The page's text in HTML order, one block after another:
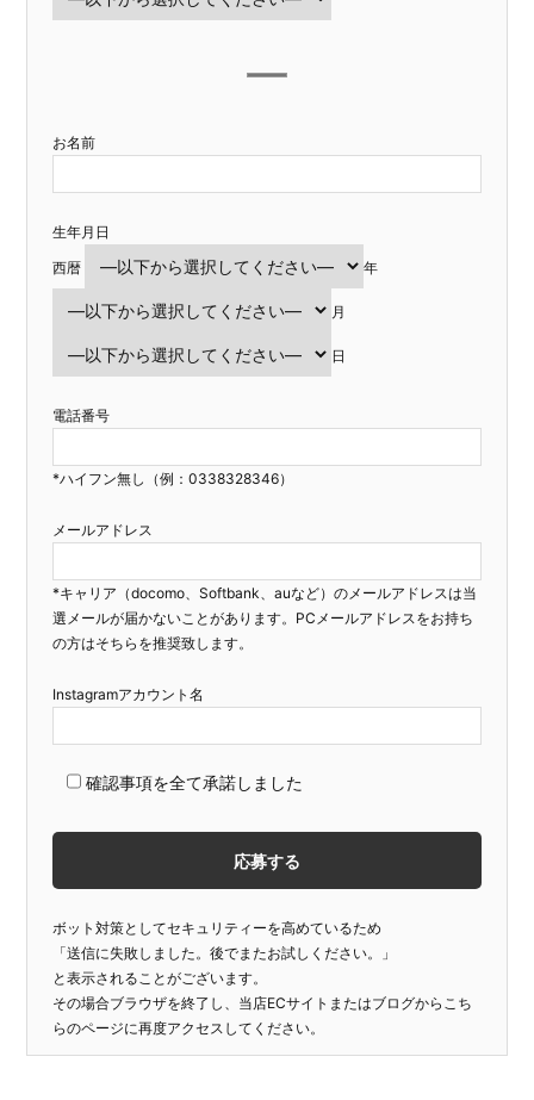
お名前
生年月日
西暦
年
月
日
電話番号
*ハイフン無し（例：0338328346）
メールアドレス
*キャリア（docomo、Softbank、auなど）のメールアドレスは当
選メールが届かないことがあります。PCメールアドレスをお持ち
の方はそちらを推奨致します。
Instagramアカウント名
確認事項を全て承諾しました
ボット対策としてセキュリティーを高めているため
「送信に失敗しました。後でまたお試しください。」
と表示されることがございます。
その場合ブラウザを終了し、当店ECサイトまたはブログからこち
らのページに再度アクセスしてください。